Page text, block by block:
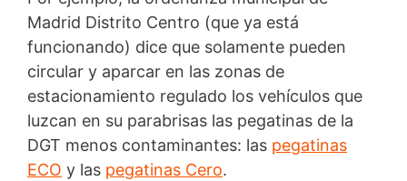
Madrid Distrito Centro (que ya está
funcionando) dice que solamente pueden
circular y aparcar en las zonas de
estacionamiento regulado los vehículos que
luzcan en su parabrisas las pegatinas de la
DGT menos contaminantes: las pegatinas
ECO y las pegatinas Cero.